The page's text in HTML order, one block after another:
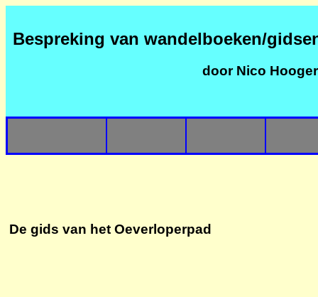
Bespreking van wandelboeken/
door Nico
De gids van het Oeverloperpad